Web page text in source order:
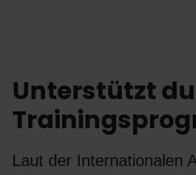
Unterstützt
Laut der Internationalen